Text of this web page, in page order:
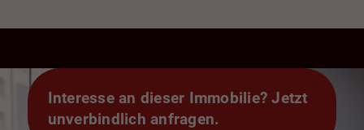
Interesse an dieser Immobilie? Jetzt
unverbindlich anfragen.